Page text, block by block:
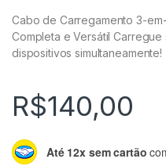
Cabo de Carregamento 3-
Completa e Versátil Carregue
dispositivos simultaneamente!
R$140,00
Até 12x sem cartão